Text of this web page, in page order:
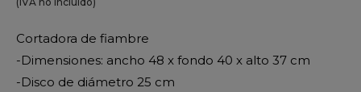
Cortadora de fiambre
-Dimensiones: ancho 48 x fondo 40 x alto 37 cm
-Disco de diámetro 25 cm